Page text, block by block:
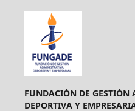
FUNDACIÓN DE GESTIÓN
DEPORTIVA Y